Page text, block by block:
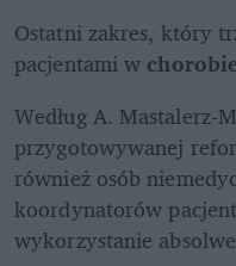
Ostatni zakres, który
pacjentami w
Według A. Mastalerz-
przygotowywanej
również osób
koordynatorów
wykorzystanie